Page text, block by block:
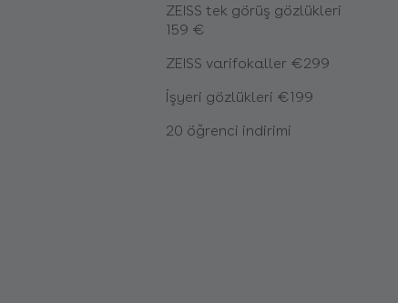
ZEISS tek görüş gözlükleri
159 €
ZEISS varifokaller €299
İşyeri gözlükleri €199
20 öğrenci indirimi